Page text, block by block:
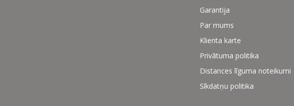
Garantija
Par mums
Klienta karte
Privātuma politika
Distances līguma noteikumi
Sīkdatņu politika